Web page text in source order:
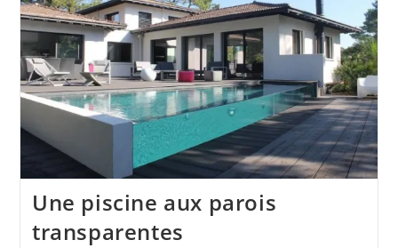
Une piscine aux parois
transparentes